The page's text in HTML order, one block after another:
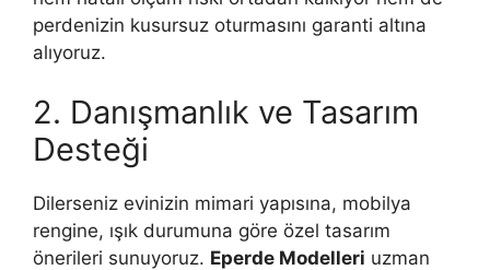
perdenizin kusursuz oturmasını garanti altına
alıyoruz.
2. Danışmanlık ve Tasarım
Desteği
Dilerseniz evinizin mimari yapısına, mobilya
rengine, ışık durumuna göre özel tasarım
önerileri sunuyoruz. Eperde Modelleri uzman